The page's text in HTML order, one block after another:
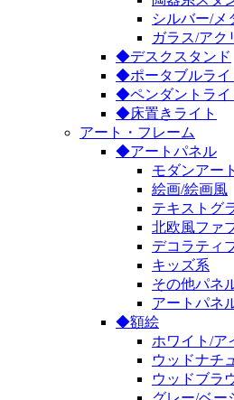
シルバー/メ
ガラス/アク
◆デスクスタンド
◆ポータブルライ
◆ペンダントライ
◆床置きライト
アート・フレーム
◆アートパネル
モダンアート
絵画/絵画風
テキストグ
北欧風ファ
デコラティ
キッズ系
その他パネ
アートパネ
◆額絵
ホワイト/ア
ウッドナチ
ウッドブラ